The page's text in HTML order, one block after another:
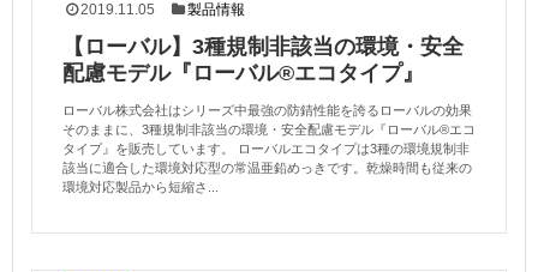
2019.11.05 製品情報
【ローバル】3種規制非該当の環境・安全
配慮モデル『ローバル®エコタイプ』
ローバル株式会社はシリーズ中最強の防錆性能を誇るローバルの効果
そのままに、3種規制非該当の環境・安全配慮モデル『ローバル®エコ
タイプ』を販売しています。 ローバルエコタイプは3種の環境規制非
該当に適合した環境対応型の常温亜鉛めっきです。乾燥時間も従来の
環境対応製品から短縮さ...